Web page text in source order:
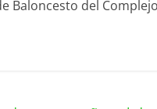
Baloncesto del